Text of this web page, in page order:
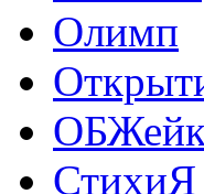
Олимп
СтихиЯ